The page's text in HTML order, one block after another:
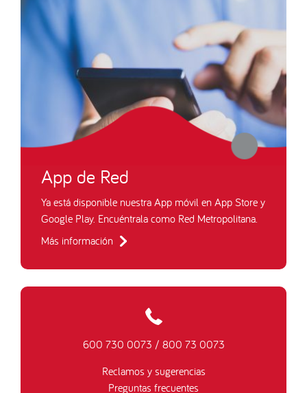
App de Red
Ya está disponible nuestra App móvil en App Store y
Google Play. Encuéntrala como Red Metropolitana.
Más información
600 730 0073 / 800 73 0073
Reclamos y sugerencias
Preguntas frecuentes